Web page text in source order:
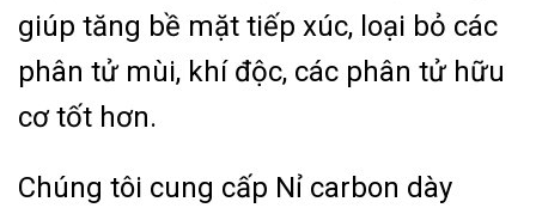
giúp tăng bề mặt tiếp xúc, loại bỏ các
phân tử mùi, khí độc, các phân tử hữu
cơ tốt hơn.
Chúng tôi cung cấp Nỉ carbon dày